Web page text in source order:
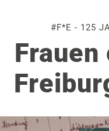
#F*E - 125